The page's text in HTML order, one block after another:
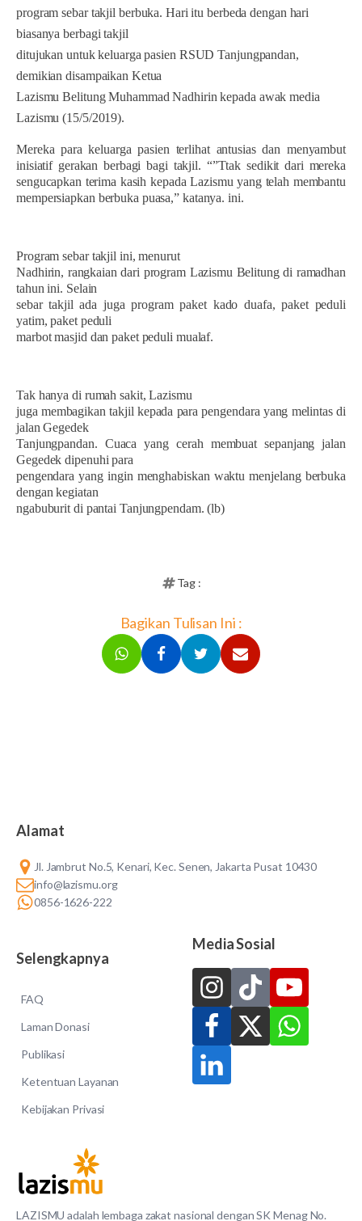
program sebar takjil berbuka. Hari itu berbeda dengan hari
biasanya berbagi takjil
ditujukan untuk keluarga pasien RSUD Tanjungpandan,
demikian disampaikan Ketua
Lazismu Belitung Muhammad Nadhirin kepada awak media
Lazismu (15/5/2019).
Mereka para keluarga pasien terlihat antusias dan menyambut
inisiatif gerakan berbagi bagi takjil. “”Ttak sedikit dari mereka
sengucapkan terima kasih kepada Lazismu yang telah membantu
mempersiapkan berbuka puasa,” katanya. ini.
Program sebar takjil ini, menurut
Nadhirin, rangkaian dari program Lazismu Belitung di ramadhan
tahun ini. Selain
sebar takjil ada juga program paket kado duafa, paket peduli
yatim, paket peduli
marbot masjid dan paket peduli mualaf.
Tak hanya di rumah sakit, Lazismu
juga membagikan takjil kepada para pengendara yang melintas di
jalan Gegedek
Tanjungpandan. Cuaca yang cerah membuat sepanjang jalan
Gegedek dipenuhi para
pengendara yang ingin menghabiskan waktu menjelang berbuka
dengan kegiatan
ngabuburit di pantai Tanjungpendam. (lb)
Tag :
Bagikan Tulisan Ini :
LAZISMU adalah lembaga zakat nasional dengan SK Menag No.
Alamat
Jl. Jambrut No.5, Kenari, Kec. Senen, Jakarta Pusat 10430
info@lazismu.org
0856-1626-222
Selengkapnya
FAQ
Laman Donasi
Publikasi
Ketentuan Layanan
Kebijakan Privasi
Media Sosial